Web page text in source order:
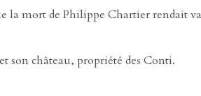
la mort de Philippe Chartier rendait
son château, propriété des Conti.